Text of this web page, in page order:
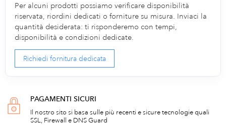
Per alcuni prodotti possiamo verificare disponibilità
riservata, riordini dedicati o forniture su misura. Inviaci la
quantità desiderata: ti risponderemo con tempi,
disponibilità e condizioni dedicate.
Richiedi fornitura dedicata
PAGAMENTI SICURI
Il nostro sito si basa sulle più recenti e sicure tecnologie quali
SSL, Firewall e DNS Guard